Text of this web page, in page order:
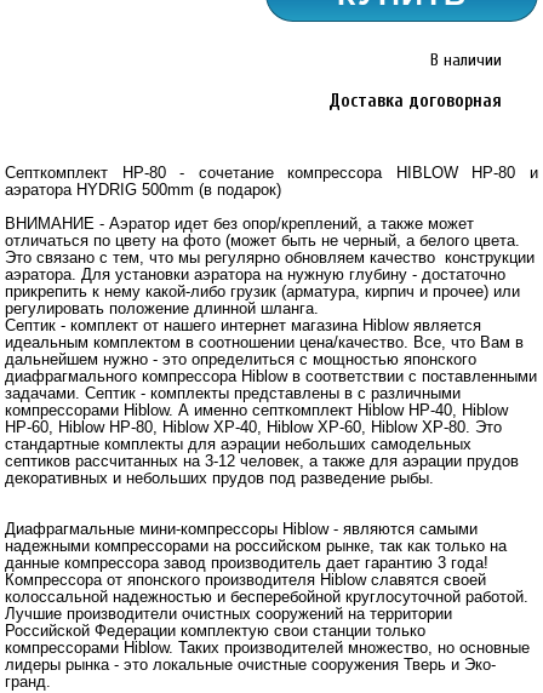
В наличии
Доставка договорная
Септкомплект HP-80 - сочетание компрессора HIBLOW HP-80 и
аэратора HYDRIG 500mm (в подарок)
ВНИМАНИЕ -Аэратор идет без опор/креплений, а также может
отличаться по цвету на фото (может быть не черный, а белого цвета.
Это связано с тем, что мы регулярно обновляем качество конструкции
аэратора. Для установки аэратора на нужную глубину - достаточно
прикрепить к нему какой-либо грузик (арматура, кирпич и прочее) или
регулировать положение длинной шланга.
Септик - комплект от нашего интернет магазина Hiblow является
идеальным комплектом в соотношении цена/качество. Все, что Вам в
дальнейшем нужно - это определиться с мощностью японского
диафрагмального компрессора Hiblow в соответствии с поставленными
задачами. Септик - комплекты представлены в с различными
компрессорами Hiblow. А именно септкомплект Hiblow HP-40, Hiblow
HP-60, Hiblow HP-80, Hiblow XP-40, Hiblow XP-60, Hiblow XP-80. Это
стандартные комплекты для аэрации небольших самодельных
септиков рассчитанных на 3-12 человек, а также для аэрации прудов
декоративных и небольших прудов под разведение рыбы.
Диафрагмальные мини-компрессоры Hiblow - являются самыми
надежными компрессорами на российском рынке, так как только на
данные компрессора завод производитель дает гарантию 3 года!
Компрессора от японского производителя Hiblow славятся своей
колоссальной надежностью и бесперебойной круглосуточной работой.
Лучшие производители очистных сооружений на территории
Российской Федерации комплектую свои станции только
компрессорами Hiblow. Таких производителей множество, но основные
лидеры рынка - это локальные очистные сооружения Тверь и Эко-
гранд.